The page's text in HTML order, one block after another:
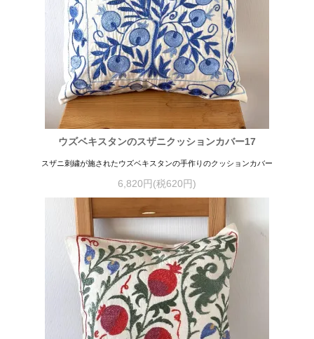
ウズベキスタンのスザニクッションカバー17
スザニ刺繍が施されたウズベキスタンの手作りのクッションカバー
6,820円(税620円)